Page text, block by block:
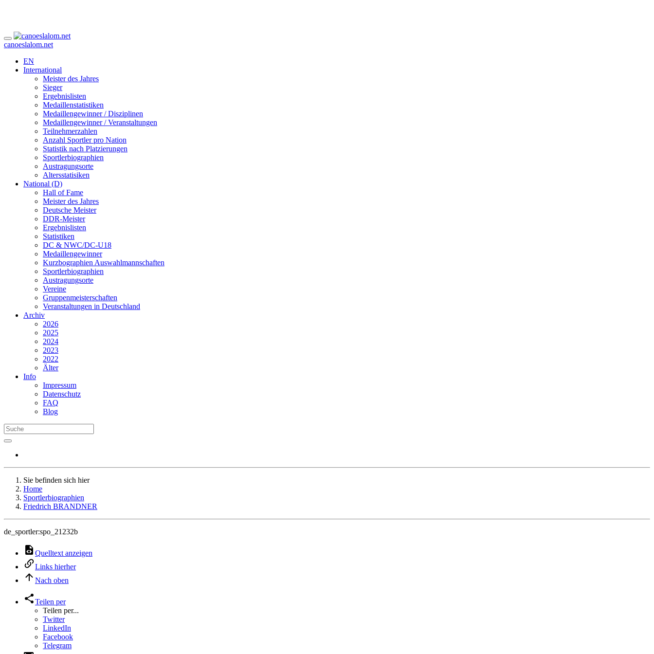
canoeslalom.net
EN
International
Meister des Jahres
Sieger
Ergebnislisten
Medaillenstatistiken
Medaillengewinner / Disziplinen
Medaillengewinner / Veranstaltungen
Teilnehmerzahlen
Anzahl Sportler pro Nation
Statistik nach Platzierungen
Sportlerbiographien
Austragungsorte
Altersstatisiken
National (D)
Hall of Fame
Meister des Jahres
Deutsche Meister
DDR-Meister
Ergebnislisten
Statistiken
DC & NWC/DC-U18
Medaillengewinner
Kurzbographien Auswahlmannschaften
Sportlerbiographien
Austragungsorte
Vereine
Gruppenmeisterschaften
Veranstaltungen in Deutschland
Archiv
2026
2025
2024
2023
2022
Älter
Info
Impressum
Datenschutz
FAQ
Blog
Sie befinden sich hier
Home
Sportlerbiographien
Friedrich BRANDNER
de_sportler:spo_21232b
Quelltext anzeigen
Links hierher
Nach oben
Teilen per
Teilen per...
Twitter
LinkedIn
Facebook
Telegram